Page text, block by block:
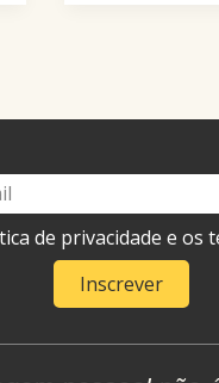
de privacidade e os
Inscrever